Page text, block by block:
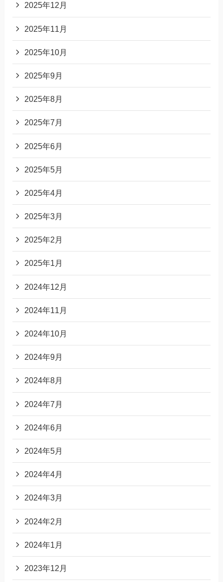
2025年12月
2025年11月
2025年10月
2025年9月
2025年8月
2025年7月
2025年6月
2025年5月
2025年4月
2025年3月
2025年2月
2025年1月
2024年12月
2024年11月
2024年10月
2024年9月
2024年8月
2024年7月
2024年6月
2024年5月
2024年4月
2024年3月
2024年2月
2024年1月
2023年12月